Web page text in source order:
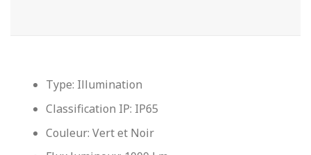
Type: Illumination
Classification IP: IP65
Couleur: Vert et Noir